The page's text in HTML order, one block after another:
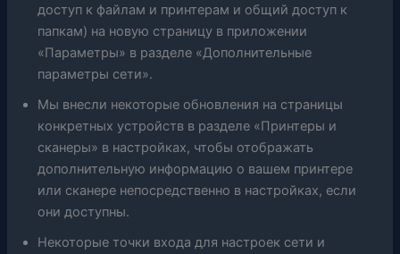
доступ к файлам и принтерам и общий доступ к
папкам) на новую страницу в приложении
«Параметры» в разделе «Дополнительные
параметры сети».
Мы внесли некоторые обновления на страницы
конкретных устройств в разделе «Принтеры и
сканеры» в настройках, чтобы отображать
дополнительную информацию о вашем принтере
или сканере непосредственно в настройках, если
они доступны.
Некоторые точки входа для настроек сети и